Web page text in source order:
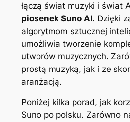
łączą świat muzyki i świat
piosenek Suno AI. Dzięki
algorytmom sztucznej
umożliwia tworzenie
utworów muzycznych.
prostą muzyką, jak i ze
aranżacją.
Poniżej kilka porad, jak
Suno po polsku. Zarówno